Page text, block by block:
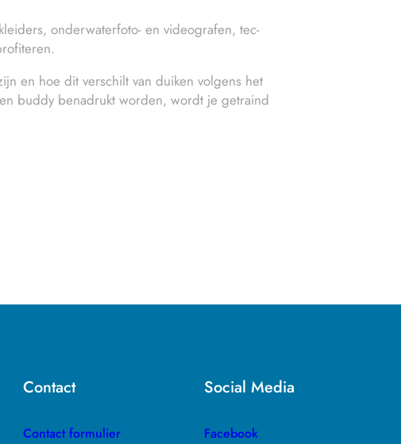
onderwaterfoto- en videografen, tec-
en hoe dit verschilt van duiken volgens het
buddy benadrukt worden, wordt je getraind
Contact
Contact formulier
Social Media
Facebook